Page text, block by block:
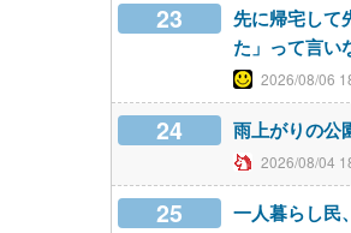
23
先に帰宅して
た」って言い
2026/08/06
24 雨上がりの公
2026/08/04
25 一人暮らし民